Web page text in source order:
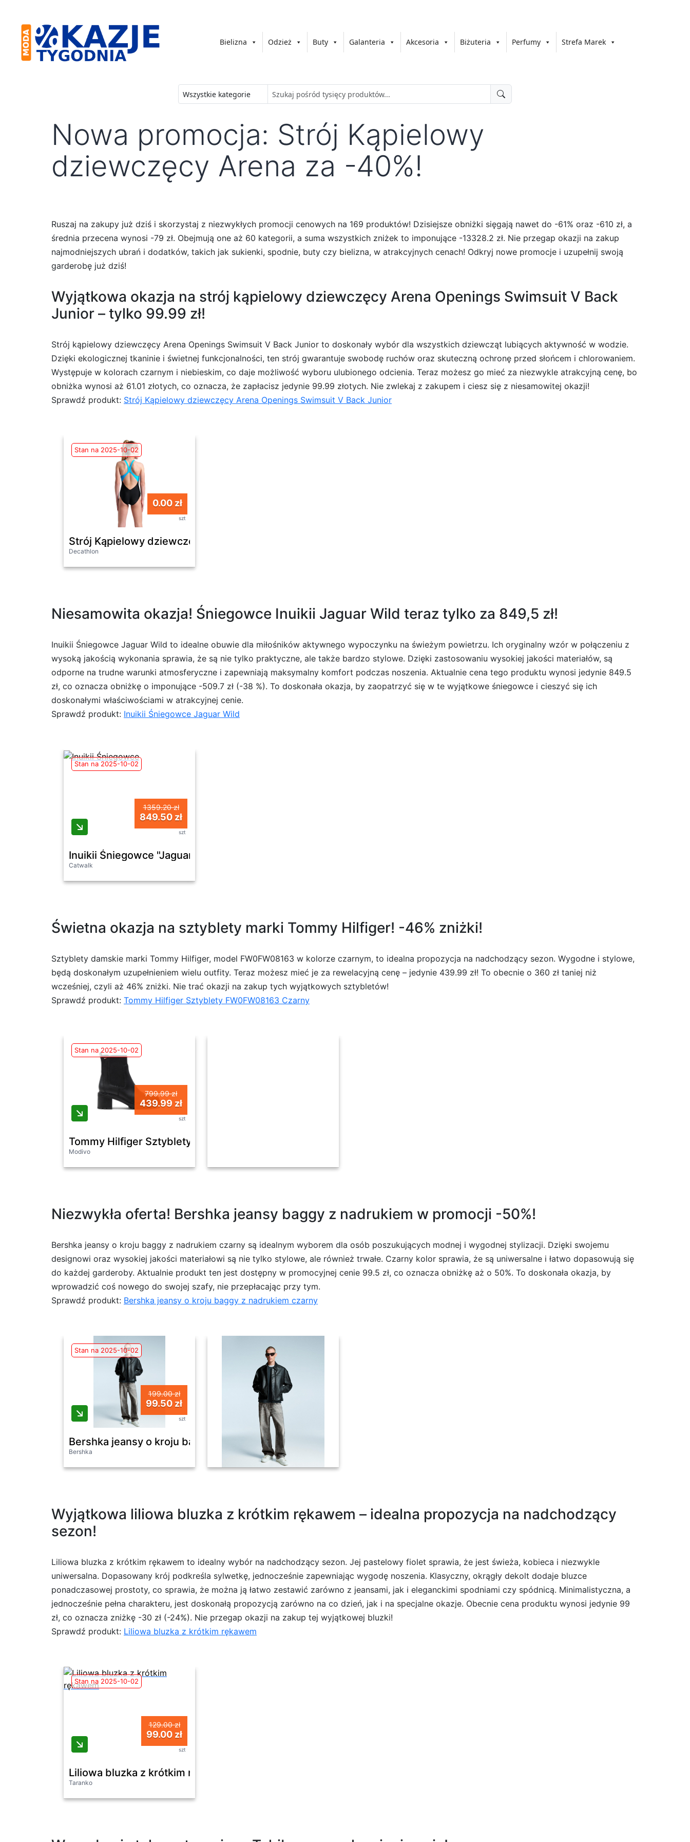
content
Bielizna Odzież Buty Galanteria Akcesoria Biżuteria Perfumy Strefa Marek
Nowa promocja: Strój Kąpielowy
dziewczęcy Arena za -40%!
Ruszaj na zakupy już dziś i skorzystaj z niezwykłych promocji cenowych na 169 produktów! Dzisiejsze obniżki sięgają nawet do -61% oraz -610 zł, a
średnia przecena wynosi -79 zł. Obejmują one aż 60 kategorii, a suma wszystkich zniżek to imponujące -13328.2 zł. Nie przegap okazji na zakup
najmodniejszych ubrań i dodatków, takich jak sukienki, spodnie, buty czy bielizna, w atrakcyjnych cenach! Odkryj nowe promocje i uzupełnij swoją
garderobę już dziś!
Wyjątkowa okazja na strój kąpielowy dziewczęcy Arena Openings Swimsuit V Back
Junior – tylko 99.99 zł!
Strój kąpielowy dziewczęcy Arena Openings Swimsuit V Back Junior to doskonały wybór dla wszystkich dziewcząt lubiących aktywność w wodzie.
Dzięki ekologicznej tkaninie i świetnej funkcjonalności, ten strój gwarantuje swobodę ruchów oraz skuteczną ochronę przed słońcem i chlorowaniem.
Występuje w kolorach czarnym i niebieskim, co daje możliwość wyboru ulubionego odcienia. Teraz możesz go mieć za niezwykle atrakcyjną cenę, bo
obniżka wynosi aż 61.01 złotych, co oznacza, że zapłacisz jedynie 99.99 złotych. Nie zwlekaj z zakupem i ciesz się z niesamowitej okazji!
Sprawdź produkt: Strój Kąpielowy dziewczęcy Arena Openings Swimsuit V Back Junior
Stan na 2025-10-02
0.00 zł
szt
Strój Kąpielowy dziewczęcy Arena Openings Swimsuit V Back Junior
Decathlon
Niesamowita okazja! Śniegowce Inuikii Jaguar Wild teraz tylko za 849,5 zł!
Inuikii Śniegowce Jaguar Wild to idealne obuwie dla miłośników aktywnego wypoczynku na świeżym powietrzu. Ich oryginalny wzór w połączeniu z
wysoką jakością wykonania sprawia, że są nie tylko praktyczne, ale także bardzo stylowe. Dzięki zastosowaniu wysokiej jakości materiałów, są
odporne na trudne warunki atmosferyczne i zapewniają maksymalny komfort podczas noszenia. Aktualnie cena tego produktu wynosi jedynie 849.5
zł, co oznacza obniżkę o imponujące -509.7 zł (-38 %). To doskonała okazja, by zaopatrzyć się w te wyjątkowe śniegowce i cieszyć się ich
doskonałymi właściwościami w atrakcyjnej cenie.
Sprawdź produkt: Inuikii Śniegowce Jaguar Wild
Stan na 2025-10-02
1359.20 zł
849.50 zł
szt
Inuikii Śniegowce "Jaguar Wild"
Catwalk
Świetna okazja na sztyblety marki Tommy Hilfiger! -46% zniżki!
Sztyblety damskie marki Tommy Hilfiger, model FW0FW08163 w kolorze czarnym, to idealna propozycja na nadchodzący sezon. Wygodne i stylowe,
będą doskonałym uzupełnieniem wielu outfity. Teraz możesz mieć je za rewelacyjną cenę – jedynie 439.99 zł! To obecnie o 360 zł taniej niż
wcześniej, czyli aż 46% zniżki. Nie trać okazji na zakup tych wyjątkowych sztybletów!
Sprawdź produkt: Tommy Hilfiger Sztyblety FW0FW08163 Czarny
Stan na 2025-10-02
799.99 zł
439.99 zł
szt
Tommy Hilfiger Sztyblety FW0FW08163 Czarny
Modivo
Niezwykła oferta! Bershka jeansy baggy z nadrukiem w promocji -50%!
Bershka jeansy o kroju baggy z nadrukiem czarny są idealnym wyborem dla osób poszukujących modnej i wygodnej stylizacji. Dzięki swojemu
designowi oraz wysokiej jakości materiałowi są nie tylko stylowe, ale również trwałe. Czarny kolor sprawia, że są uniwersalne i łatwo dopasowują się
do każdej garderoby. Aktualnie produkt ten jest dostępny w promocyjnej cenie 99.5 zł, co oznacza obniżkę aż o 50%. To doskonała okazja, by
wprowadzić coś nowego do swojej szafy, nie przepłacając przy tym.
Sprawdź produkt: Bershka jeansy o kroju baggy z nadrukiem czarny
Stan na 2025-10-02
199.00 zł
99.50 zł
szt
Bershka jeansy o kroju baggy z nadrukiem czarny
Bershka
Wyjątkowa liliowa bluzka z krótkim rękawem – idealna propozycja na nadchodzący
sezon!
Liliowa bluzka z krótkim rękawem to idealny wybór na nadchodzący sezon. Jej pastelowy fiolet sprawia, że jest świeża, kobieca i niezwykle
uniwersalna. Dopasowany krój podkreśla sylwetkę, jednocześnie zapewniając wygodę noszenia. Klasyczny, okrągły dekolt dodaje bluzce
ponadczasowej prostoty, co sprawia, że można ją łatwo zestawić zarówno z jeansami, jak i eleganckimi spodniami czy spódnicą. Minimalistyczna, a
jednocześnie pełna charakteru, jest doskonałą propozycją zarówno na co dzień, jak i na specjalne okazje. Obecnie cena produktu wynosi jedynie 99
zł, co oznacza zniżkę -30 zł (-24%). Nie przegap okazji na zakup tej wyjątkowej bluzki!
Sprawdź produkt: Liliowa bluzka z krótkim rękawem
Stan na 2025-10-02
129.00 zł
99.00 zł
szt
Liliowa bluzka z krótkim rękawem
Taranko